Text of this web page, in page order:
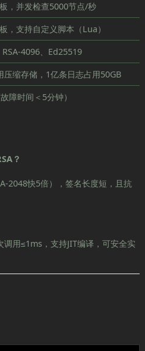
，并发检查5000节点/秒
，支持自定义脚本（Lua）
4096、Ed25519
压缩存储，1亿条日志占用50GB
障时间＜5分钟）
？
2048快5倍），签名长度短，且抗
用≤1ms，支持JIT编译，可安全实